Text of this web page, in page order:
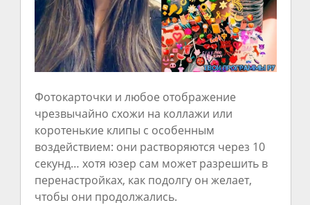
Фотокарточки и любое отображение
чрезвычайно схожи на коллажи или
коротенькие клипы с особенным
воздействием: они растворяются через 10
секунд… хотя юзер сам может разрешить в
перенастройках, как подолгу он желает,
чтобы они продолжались.